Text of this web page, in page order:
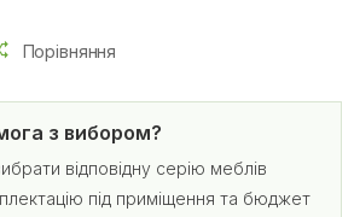
Порівняння
з вибором?
відповідну серію меблів
під приміщення та бюджет